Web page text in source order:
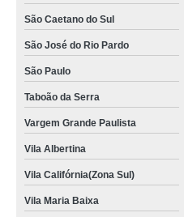
São Caetano do Sul
São José do Rio Pardo
São Paulo
Taboão da Serra
Vargem Grande Paulista
Vila Albertina
Vila Califórnia(Zona Sul)
Vila Maria Baixa